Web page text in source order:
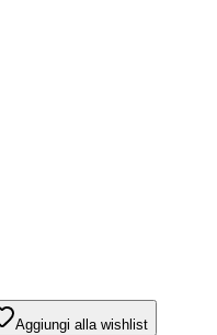
Aggiungi alla wishlist